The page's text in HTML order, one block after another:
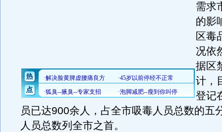
需求
的影
区毒
况依
据区
计，
登记
员已达900余人，占全市吸毒人员总数的五
人员总数列全市之首。